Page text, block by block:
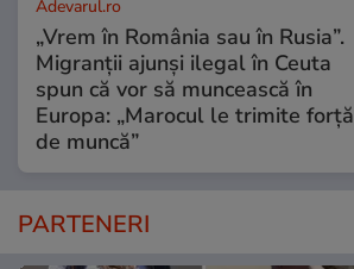
Adevarul.ro
„Vrem în România sau în Rusia”.
Migranții ajunși ilegal în Ceuta
spun că vor să muncească în
Europa: „Marocul le trimite forță
de muncă”
PARTENERI